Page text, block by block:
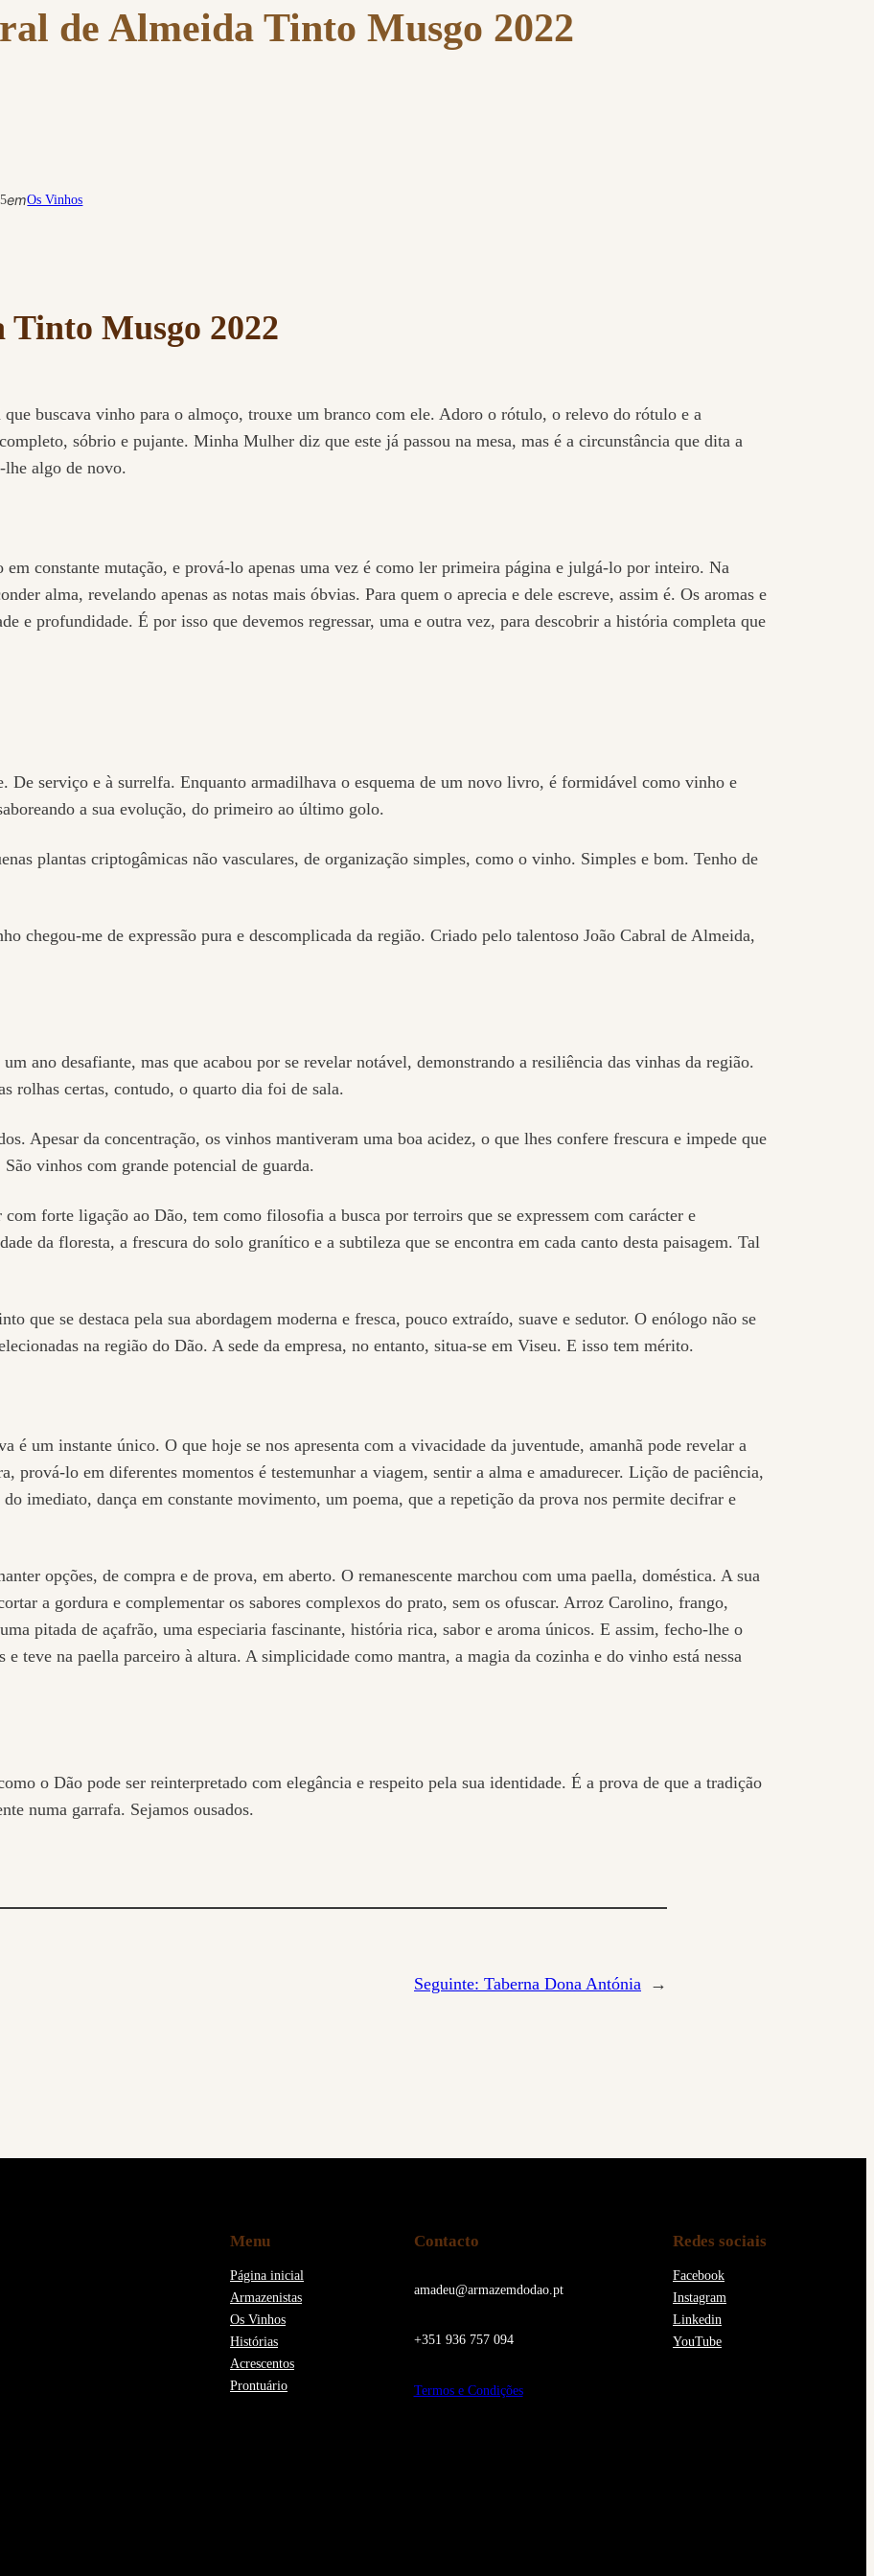
de Almeida Tinto Musgo 2022
emOs Vinhos
Musgo 2022
que buscava vinho para o almoço, trouxe um branco com ele. Adoro o rótulo, o relevo do rótulo e a
sóbrio e pujante. Minha Mulher diz que este já passou na mesa, mas é a circunstância que dita a
algo de novo.
constante mutação, e prová-lo apenas uma vez é como ler primeira página e julgá-lo por inteiro. Na
alma, revelando apenas as notas mais óbvias. Para quem o aprecia e dele escreve, assim é. Os aromas e
e profundidade. É por isso que devemos regressar, uma e outra vez, para descobrir a história completa que
De serviço e à surrelfa. Enquanto armadilhava o esquema de um novo livro, é formidável como vinho e
a sua evolução, do primeiro ao último golo.
plantas criptogâmicas não vasculares, de organização simples, como o vinho. Simples e bom. Tenho de
chegou-me de expressão pura e descomplicada da região. Criado pelo talentoso João Cabral de Almeida,
ano desafiante, mas que acabou por se revelar notável, demonstrando a resiliência das vinhas da região.
rolhas certas, contudo, o quarto dia foi de sala.
Apesar da concentração, os vinhos mantiveram uma boa acidez, o que lhes confere frescura e impede que
vinhos com grande potencial de guarda.
forte ligação ao Dão, tem como filosofia a busca por terroirs que se expressem com carácter e
da floresta, a frescura do solo granítico e a subtileza que se encontra em cada canto desta paisagem. Tal
que se destaca pela sua abordagem moderna e fresca, pouco extraído, suave e sedutor. O enólogo não se
na região do Dão. A sede da empresa, no entanto, situa-se em Viseu. E isso tem mérito.
é um instante único. O que hoje se nos apresenta com a vivacidade da juventude, amanhã pode revelar a
prová-lo em diferentes momentos é testemunhar a viagem, sentir a alma e amadurecer. Lição de paciência,
imediato, dança em constante movimento, um poema, que a repetição da prova nos permite decifrar e
opções, de compra e de prova, em aberto. O remanescente marchou com uma paella, doméstica. A sua
a gordura e complementar os sabores complexos do prato, sem os ofuscar. Arroz Carolino, frango,
pitada de açafrão, uma especiaria fascinante, história rica, sabor e aroma únicos. E assim, fecho-lhe o
teve na paella parceiro à altura. A simplicidade como mantra, a magia da cozinha e do vinho está nessa
o Dão pode ser reinterpretado com elegância e respeito pela sua identidade. É a prova de que a tradição
numa garrafa. Sejamos ousados.
Seguinte: Taberna Dona Antónia →
Menu
Página inicial
Armazenistas
Os Vinhos
Histórias
Acrescentos
Prontuário
Contacto
amadeu@armazemdodao.pt
+351 936 757 094
Termos e Condições
Redes sociais
Facebook
Instagram
Linkedin
YouTube